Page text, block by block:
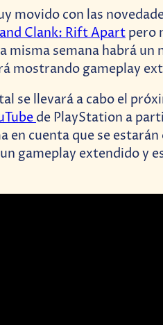
movido con las
Clank: Rift Apart pero
misma semana habrá un
mostrando gameplay
se llevará a cabo el
de PlayStation a
en cuenta que se
gameplay extendido y